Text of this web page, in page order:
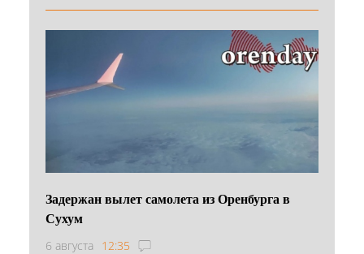
Задержан вылет самолета из Оренбурга в
Сухум
6 августа 12:35